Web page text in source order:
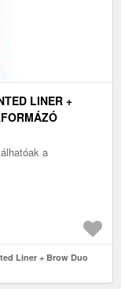
LINER +
a
Liner + Brow Duo